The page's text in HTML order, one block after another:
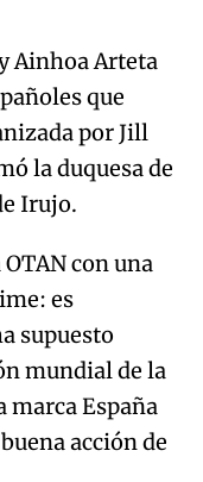
Ainhoa Arteta
que
por Jill
la duquesa de
Irujo.
con una
es
supuesto
mundial de la
marca España
acción de